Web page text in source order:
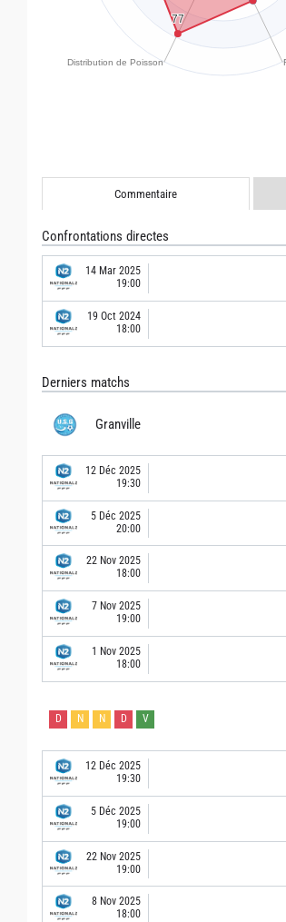
Commentaire
Confrontations directes
14 Mar 2025
19:00
19 Oct 2024
18:00
Derniers matchs
Granville
12 Déc 2025
19:30
5 Déc 2025
20:00
22 Nov 2025
18:00
7 Nov 2025
19:00
1 Nov 2025
18:00
D N N D V
12 Déc 2025
19:30
5 Déc 2025
19:00
22 Nov 2025
19:00
8 Nov 2025
18:00